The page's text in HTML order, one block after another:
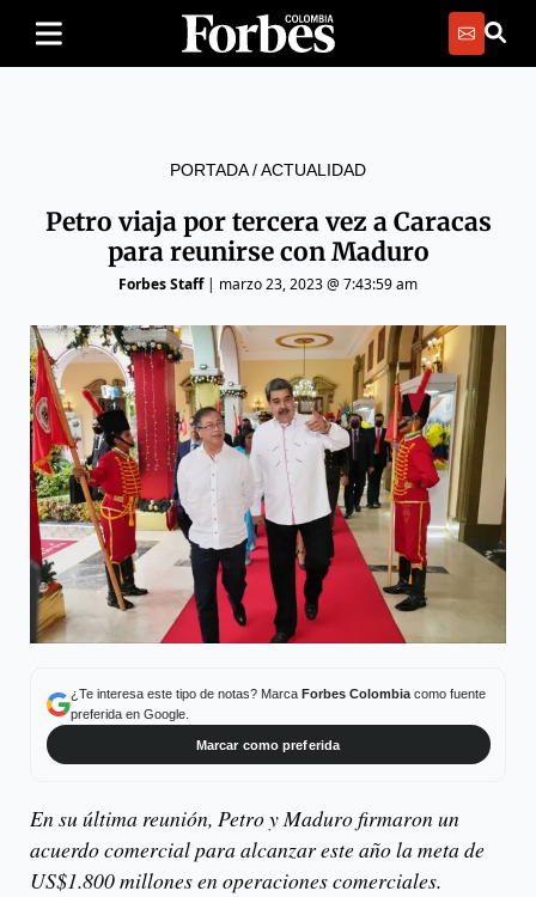
PORTADA/ACTUALIDAD
Petro viaja por tercera vez a Caracas
para reunirse con Maduro
Forbes Staff| marzo 23, 2023 @ 7:43:59 am
¿Te interesa este tipo de notas? Marca Forbes Colombiacomo fuente
preferida en Google.
Marcar como preferida
En su última reunión, Petro y Maduro firmaron un
acuerdo comercial para alcanzar este año la meta de
US$1.800 millones en operaciones comerciales.